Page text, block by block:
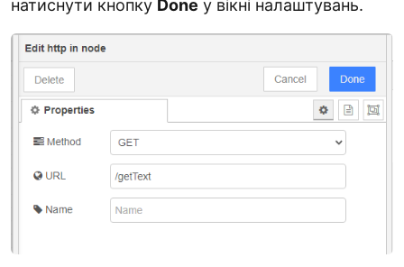
натиснути кнопку Done у вікні налаштувань.